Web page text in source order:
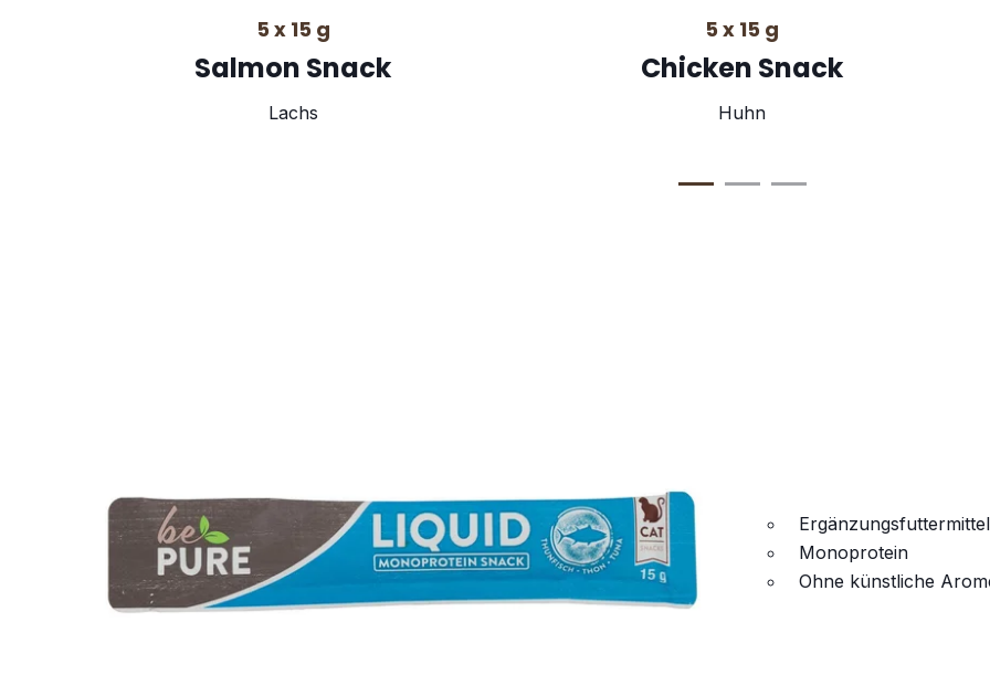
5 x 15 g
Salmon Snack
Lachs
5 x 15 g
Chicken Snack
Huhn
Ergänzungsfuttermittel
Monoprotein
Ohne künstliche